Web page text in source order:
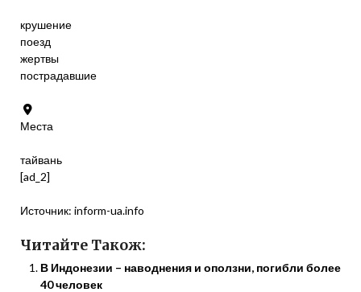
крушение
поезд
жертвы
пострадавшие
Места
тайвань
[ad_2]
Источник: inform-ua.info
Читайте Також:
В Индонезии – наводнения и оползни, погибли более
40 человек